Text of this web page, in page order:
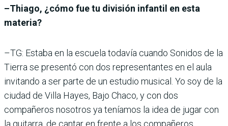
–Thiago, ¿cómo fue tu división infantil en esta
materia?
–TG: Estaba en la escuela todavía cuando Sonidos de la
Tierra se presentó con dos representantes en el aula
invitando a ser parte de un estudio musical. Yo soy de la
ciudad de Villa Hayes, Bajo Chaco, y con dos
compañeros nosotros ya teníamos la idea de jugar con
la guitarra, de cantar en frente a los compañeros.